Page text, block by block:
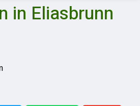
in Eliasbrunn